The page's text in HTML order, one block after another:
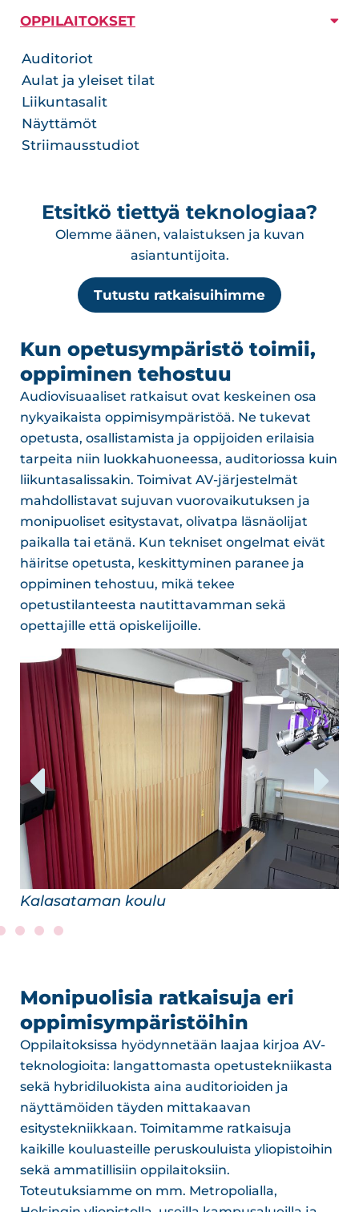
OPPILAITOKSET
Auditoriot
Aulat ja yleiset tilat
Liikuntasalit
Näyttämöt
Striimausstudiot
Etsitkö tiettyä teknologiaa?
Olemme äänen, valaistuksen ja kuvan
asiantuntijoita.
Tutustu ratkaisuihimme
Kun opetusympäristö toimii,
oppiminen tehostuu
Audiovisuaaliset ratkaisut ovat keskeinen osa
nykyaikaista oppimisympäristöä. Ne tukevat
opetusta, osallistamista ja oppijoiden erilaisia
tarpeita niin luokkahuoneessa, auditoriossa kuin
liikuntasalissakin. Toimivat AV-järjestelmät
mahdollistavat sujuvan vuorovaikutuksen ja
monipuoliset esitystavat, olivatpa läsnäolijat
paikalla tai etänä. Kun tekniset ongelmat eivät
häiritse opetusta, keskittyminen paranee ja
oppiminen tehostuu, mikä tekee
opetustilanteesta nautittavamman sekä
opettajille että opiskelijoille.
Opinmäen kampus
Monipuolisia ratkaisuja eri
oppimisympäristöihin
Oppilaitoksissa hyödynnetään laajaa kirjoa AV-
teknologioita: langattomasta opetustekniikasta
sekä hybridiluokista aina auditorioiden ja
näyttämöiden täyden mittakaavan
esitystekniikkaan. Toimitamme ratkaisuja
kaikille kouluasteille peruskouluista yliopistoihin
sekä ammatillisiin oppilaitoksiin.
Toteutuksiamme on mm. Metropolialla,